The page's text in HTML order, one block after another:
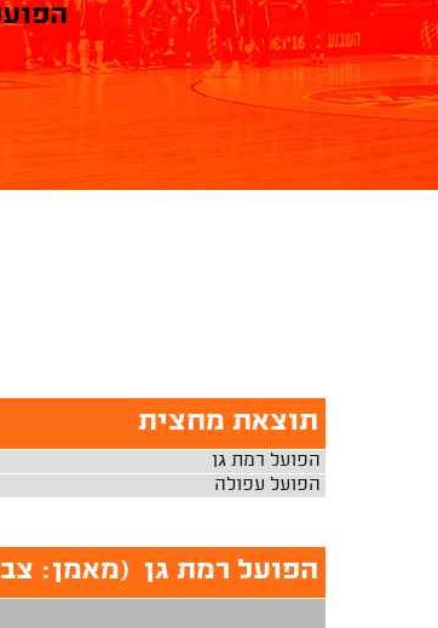
תוצאת מחצית
הפועל רמת גן
הפועל עפולה
הפועל רמת גן (מאמן: